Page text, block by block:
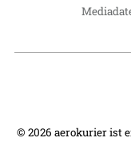
© 2026 aerokurier ist